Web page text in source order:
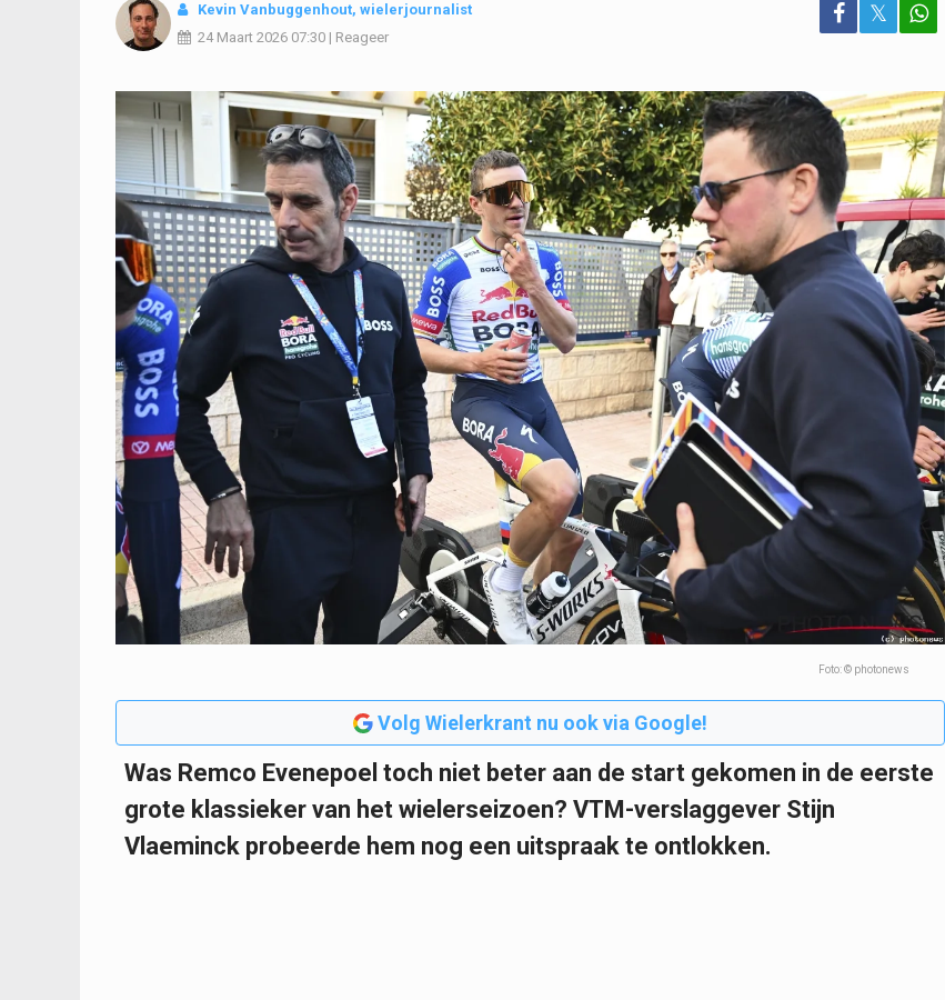
Kevin Vanbuggenhout, wielerjournalist
24 Maart 2026 07:30 | Reageer
𝕏
Foto: © photonews
Volg Wielerkrant nu ook via Google!
Was Remco Evenepoel toch niet beter aan de start gekomen in de eerste
grote klassieker van het wielerseizoen? VTM-verslaggever Stijn
Vlaeminck probeerde hem nog een uitspraak te ontlokken.